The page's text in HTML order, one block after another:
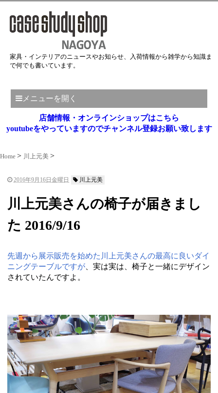
家具・インテリアのニュースやお知らせ、入荷情報から雑学から知識ま
で何でも書いています。
メニューを開く
店舗情報・オンラインショップはこちら
youtubeをやっていますのでチャンネル登録お願い致します
Home 川上元美
2016年9月16日金曜日 川上元美
川上元美さんの椅子が届きまし
た 2016/9/16
先週から展示販売を始めた川上元美さんの最高に良いダイ
ニングテーブルですが 、実は実は、椅子と一緒にデザイン
されていたんですよ。